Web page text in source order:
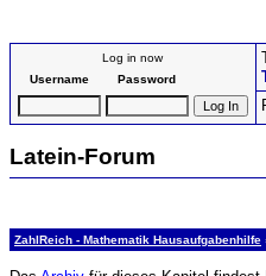
Log in now
Username
Password
Latein-Forum
ZahlReich - Mathematik Hausaufgabenhilfe